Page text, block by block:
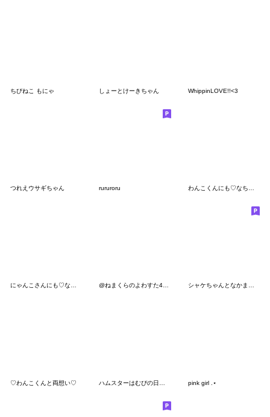
ちびねこ もにゃ しょーとけーきちゃん WhippinLOVE!!<3
つれえウサギちゃん rururoru
にゃんこさんにも♡なちゅ♡がきた！(夏♡) @ねまくらのよわすた4ごう シャケちゃんとなかまたち
♡わんこくんと両想い♡ pink girl .⋆